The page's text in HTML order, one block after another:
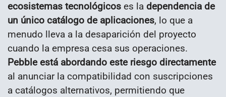
ecosistemas tecnológicos es la dependencia de
un único catálogo de aplicaciones, lo que a
menudo lleva a la desaparición del proyecto
cuando la empresa cesa sus operaciones.
Pebble está abordando este riesgo directamente
al anunciar la compatibilidad con suscripciones
a catálogos alternativos, permitiendo que